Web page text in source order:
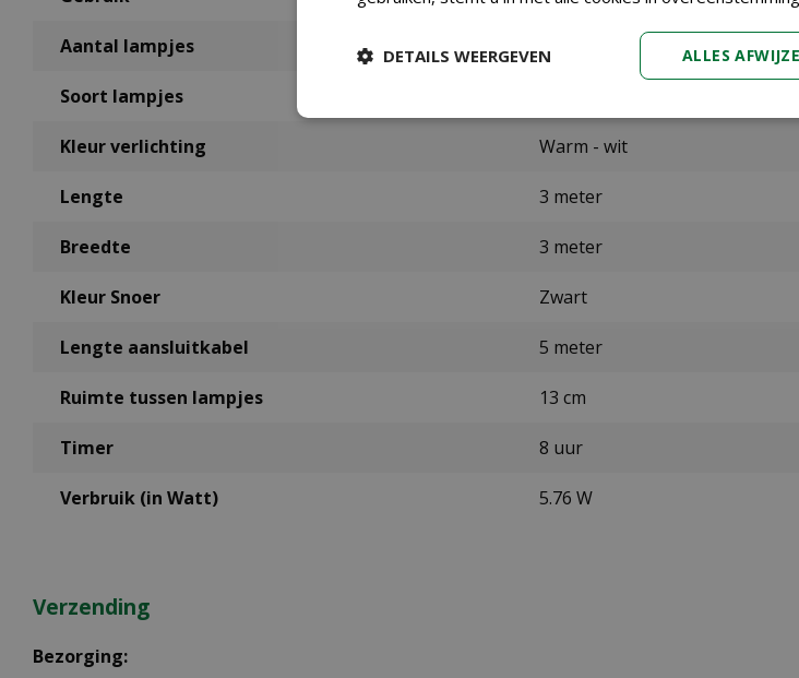
Aantal lampjes 384 lampjes
Soort lampjes
Kleur verlichting Warm - wit
Lengte 3 meter
Breedte 3 meter
Kleur Snoer Zwart
Lengte aansluitkabel 5 meter
Ruimte tussen lampjes 13 cm
Timer 8 uur
Verbruik (in Watt) 5.76 W
Verzending
Bezorging:
ALLES
DETAILS WEERGEVEN